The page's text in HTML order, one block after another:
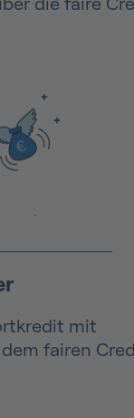
mit
fairen